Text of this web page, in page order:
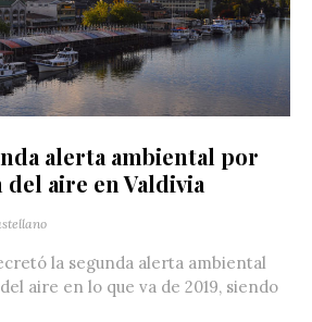
alerta ambiental por
aire en Valdivia
la segunda alerta ambiental
aire en lo que va de 2019, siendo